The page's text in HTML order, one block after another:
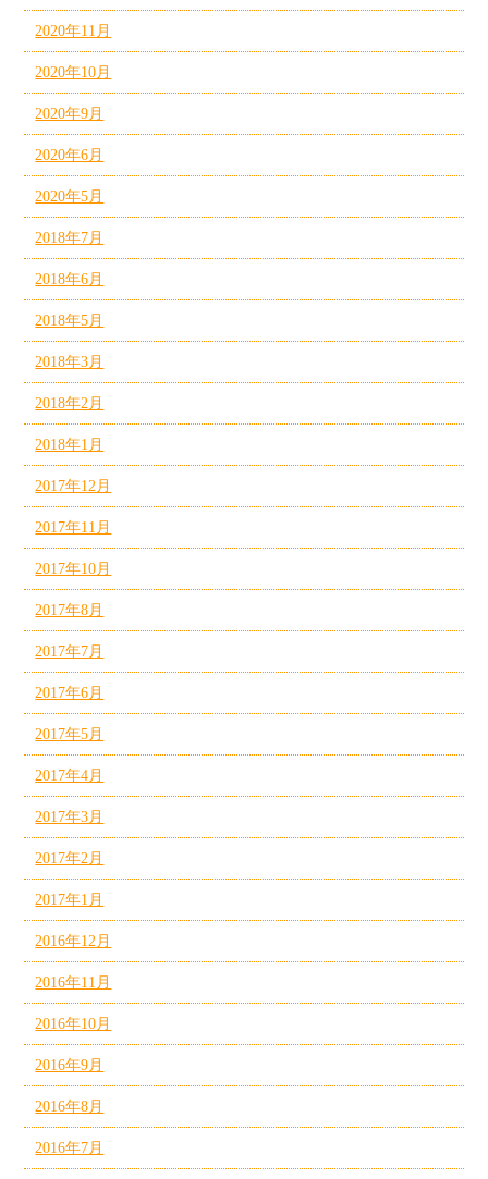
2020年11月
2020年10月
2020年9月
2020年6月
2020年5月
2018年7月
2018年6月
2018年5月
2018年3月
2018年2月
2018年1月
2017年12月
2017年11月
2017年10月
2017年8月
2017年7月
2017年6月
2017年5月
2017年4月
2017年3月
2017年2月
2017年1月
2016年12月
2016年11月
2016年10月
2016年9月
2016年8月
2016年7月